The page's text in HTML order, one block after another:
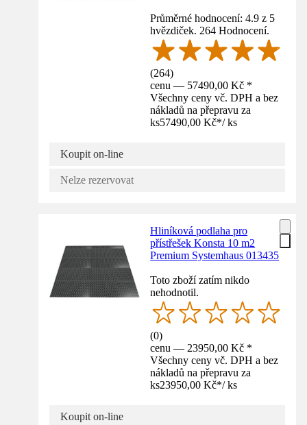
Průměrné hodnocení: 4.9 z 5
hvězdiček. 264 Hodnocení.
(264)
cenu — 57490,00 Kč *
Všechny ceny vč. DPH a bez
nákladů na přepravu za
ks57490,00 Kč*/ ks
Koupit on-line
Nelze rezervovat
Hliníková podlaha pro
přístřešek Konsta 10 m2
Premium Systemhaus 013435
Toto zboží zatím nikdo
nehodnotil.
(0)
cenu — 23950,00 Kč *
Všechny ceny vč. DPH a bez
nákladů na přepravu za
ks23950,00 Kč*/ ks
Koupit on-line